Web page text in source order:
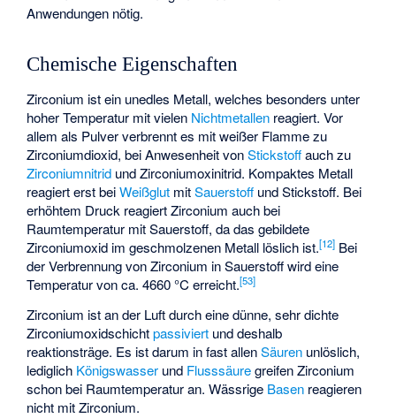
Anwendungen nötig.
Chemische Eigenschaften
Zirconium ist ein unedles Metall, welches besonders unter
hoher Temperatur mit vielen Nichtmetallen reagiert. Vor
allem als Pulver verbrennt es mit weißer Flamme zu
Zirconiumdioxid, bei Anwesenheit vonStickstoffauch zu
Zirconiumnitrid undZirconiumoxinitrid. Kompaktes Metall
reagiert erst beiWeißglut mitSauerstoff und Stickstoff. Bei
erhöhtem Druck reagiert Zirconium auch bei
Raumtemperatur mit Sauerstoff, da das gebildete
Zirconiumoxid im geschmolzenen Metall löslich ist.[12] Bei
der Verbrennung von Zirconium in Sauerstoff wird eine
Temperatur von ca. 4660 °C erreicht.[53]
Zirconium ist an der Luft durch eine dünne, sehr dichte
Zirconiumoxidschichtpassiviert und deshalb
reaktionsträge. Es ist darum in fast allenSäuren unlöslich,
lediglich Königswasser und Flusssäuregreifen Zirconium
schon bei Raumtemperatur an. Wässrige Basen reagieren
nicht mit Zirconium.